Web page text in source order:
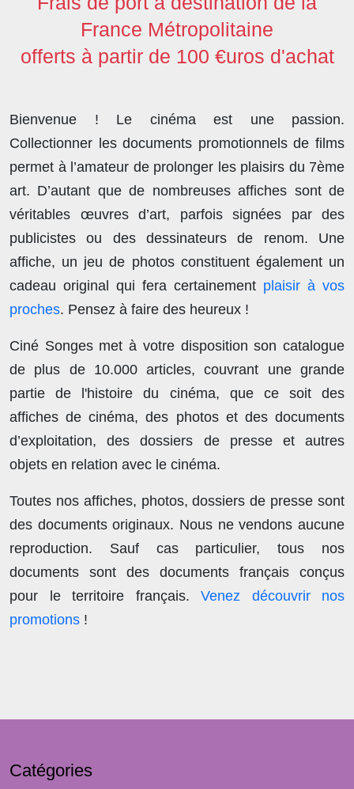
France Métropolitaine
offerts à partir de 100 €uros d'achat
Bienvenue ! Le cinéma est une passion.
Collectionner les documents promotionnels de films
permet à l’amateur de prolonger les plaisirs du 7ème
art. D’autant que de nombreuses affiches sont de
véritables œuvres d’art, parfois signées par des
publicistes ou des dessinateurs de renom. Une
affiche, un jeu de photos constituent également un
cadeau original qui fera certainement plaisir à vos
proches. Pensez à faire des heureux !
Ciné Songes met à votre disposition son catalogue
de plus de 10.000 articles, couvrant une grande
partie de l'histoire du cinéma, que ce soit des
affiches de cinéma, des photos et des documents
d’exploitation, des dossiers de presse et autres
objets en relation avec le cinéma.
Toutes nos affiches, photos, dossiers de presse sont
des documents originaux. Nous ne vendons aucune
reproduction. Sauf cas particulier, tous nos
documents sont des documents français conçus
pour le territoire français. Venez découvrir nos
promotions !
Catégories